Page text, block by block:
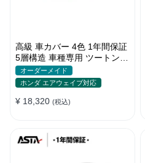
高級 車カバー 4色 1年間保証
5層構造 車種専用 ツートンカ
ラー オーダーメイド 防水 耐
久性
オーダーメイド
ホンダ エアウェイブ対応
¥ 18,320 (税込)